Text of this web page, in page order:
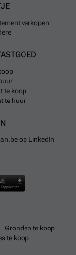
verkopen
te koop
te huur
op LinkedIn
Gronden te koop
te koop